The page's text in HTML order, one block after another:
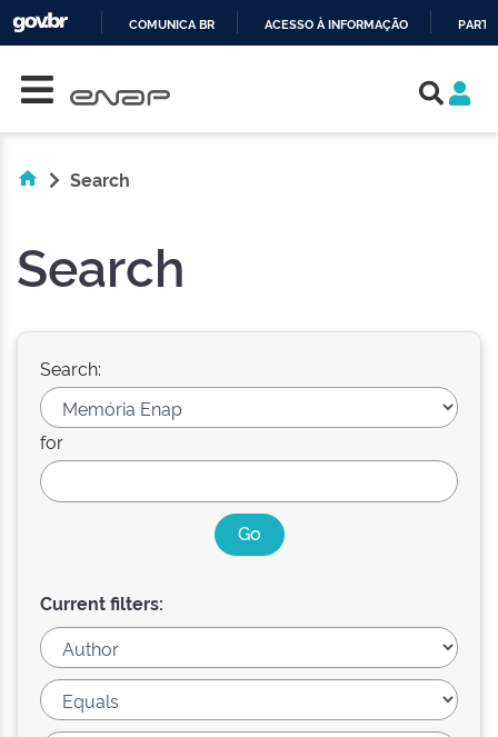
COMUNICA BR ACESSO À INFORMAÇÃO
Search
Search
Search:
for
Current filters: